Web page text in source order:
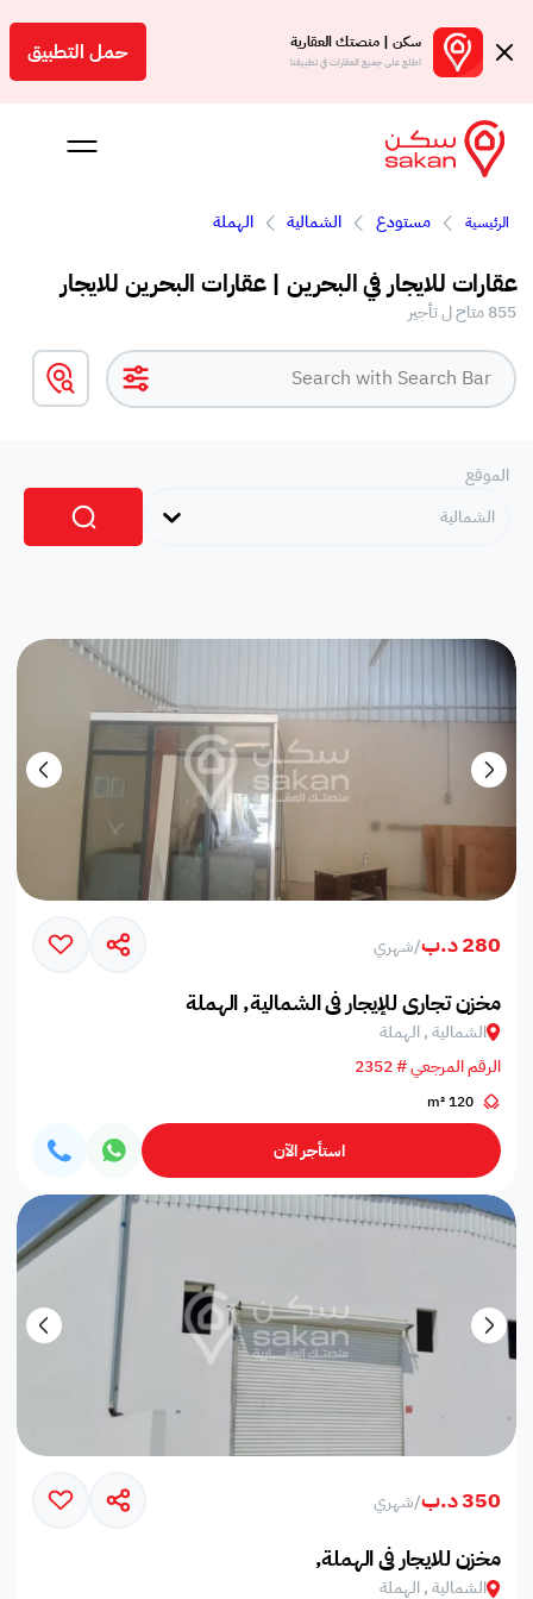
سكن | منصتك العقارية
اطلع على جميع العقارات في تطبيقنا حمل التطبيق
بالعمولة
الرئيسية مستودع الشمالية الهملة
عقارات للايجار في البحرين | عقارات البحرين للايجار
855 متاح ل تأجير
الموقع
الشمالية
280 د.ب /شهري
مخزن تجاري للإيجار في الشمالية, الهملة
الشمالية , الهملة
الرقم المرجعي # 2352
120 m²
استأجر الآن
350 د.ب /شهري
مخزن للايجار في الهملة,
الشمالية , الهملة